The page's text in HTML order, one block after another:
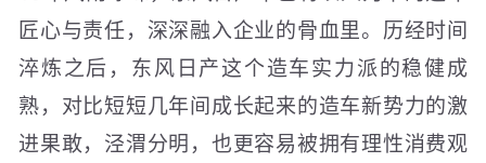
匠心与责任，深深融入企业的骨血里。历经时间
淬炼之后，东风日产这个造车实力派的稳健成
熟，对比短短几年间成长起来的造车新势力的激
进果敢，泾渭分明，也更容易被拥有理性消费观